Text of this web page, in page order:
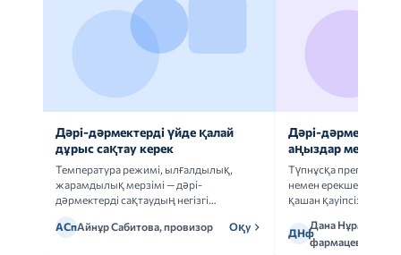
Дәрі-дәрмектерді үйде қалай
дұрыс сақтау керек
Температура режимі, ылғалдылық,
жарамдылық мерзімі — дәрі-
дәрмектерді сақтаудың негізгі
АСпАйнұр Сабитова, провизор Оқу
Дәрі-дәрмек
аңыздар мен
Түпнұсқа
немен ерекшеленеді
қашан қауіпсіз.
ДНф
Дана
фармацевт